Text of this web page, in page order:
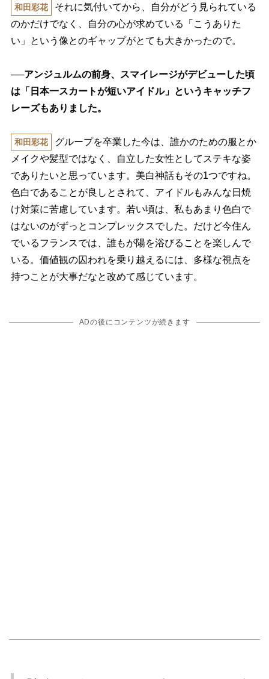
和田彩花
それに気付いてから、自分がどう見られている
のかだけでなく、自分の心が求めている「こうありた
い」という像とのギャップがとても大きかったので。
──アンジュルムの前身、スマイレージがデビューした頃
は「日本一スカートが短いアイドル」というキャッチフ
レーズもありました。
和田彩花
グループを卒業した今は、誰かのための服とか
メイクや髪型ではなく、自立した女性としてステキな姿
でありたいと思っています。美白神話もその1つですね。
色白であることが良しとされて、アイドルもみんな日焼
け対策に苦慮しています。若い頃は、私もあまり色白で
はないのがずっとコンプレックスでした。だけど今住ん
でいるフランスでは、誰もが陽を浴びることを楽しんで
いる。価値観の囚われを乗り越えるには、多様な視点を
持つことが大事だなと改めて感じています。
ADの後にコンテンツが続きます